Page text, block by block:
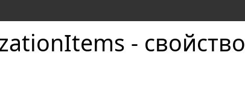
- свойство